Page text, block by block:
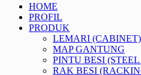
HOME
PROFIL
PRODUK
LEMARI (CABINET)
MAP GANTUNG
PINTU BESI
RAK BESI